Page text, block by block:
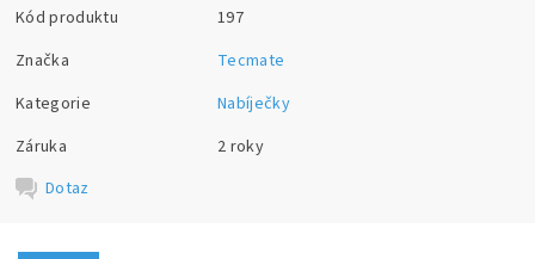
Kód produktu
197
Značka
Tecmate
Kategorie
Nabíječky
Záruka
2 roky
Dotaz